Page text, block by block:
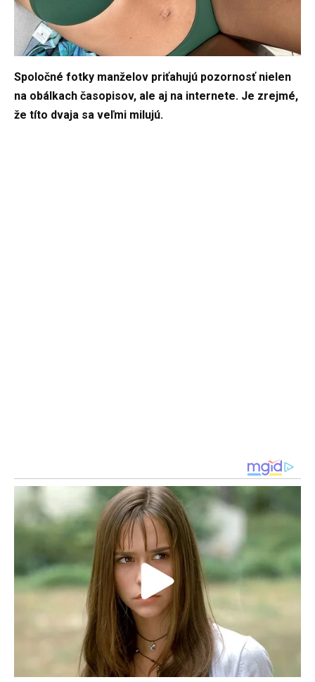
Spoločné fotky manželov priťahujú pozornosť nielen
na obálkach časopisov, ale aj na internete. Je zrejmé,
že títo dvaja sa veľmi milujú.